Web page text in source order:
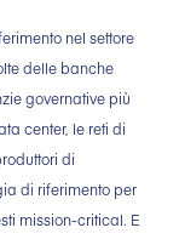
nel settore
delle banche
governative più
center, le reti di
di
di riferimento per
mission-critical. E